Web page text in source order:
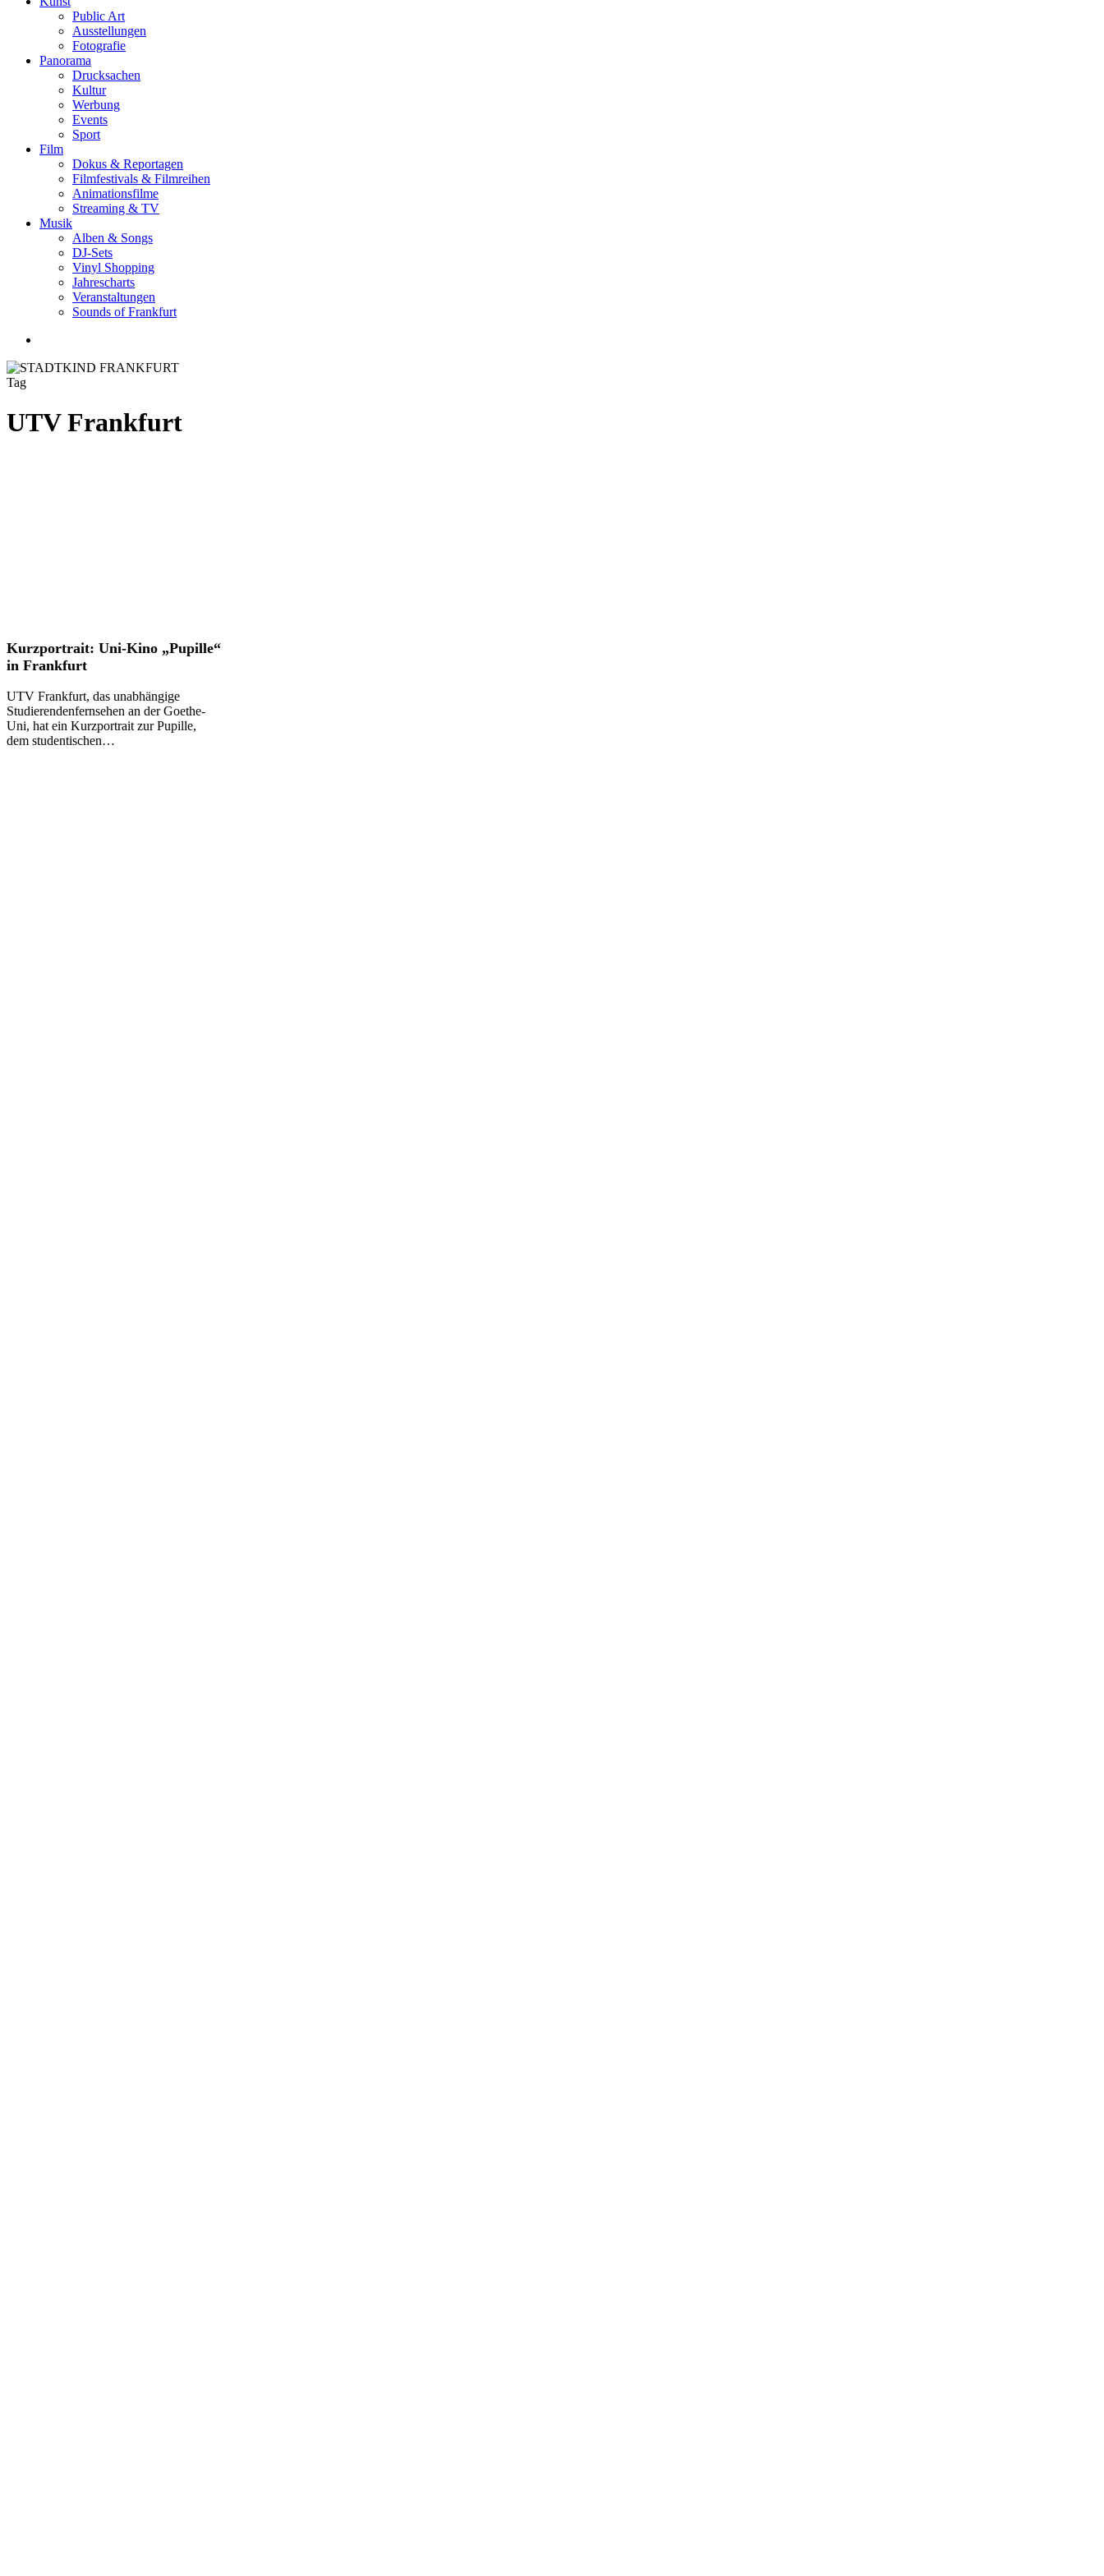
Public Art
Ausstellungen
Fotografie
Panorama
Drucksachen
Kultur
Werbung
Events
Sport
Film
Dokus & Reportagen
Filmfestivals & Filmreihen
Animationsfilme
Streaming & TV
Musik
Alben & Songs
DJ-Sets
Vinyl Shopping
Jahrescharts
Veranstaltungen
Sounds of Frankfurt
Tag
UTV Frankfurt
Kurzportrait:
Uni-
„Pupille“
in
Frankfurt
Kurzportrait: Uni-Kino „Pupille“
in Frankfurt
UTV Frankfurt, das unabhängige
Studierendenfernsehen an der Goethe-
Uni, hat ein Kurzportrait zur Pupille,
dem studentischen…